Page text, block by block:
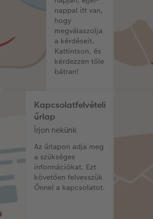
Vásárlói mintakönyvek
Így működik
Kids CEWE FOTÓKÖNYV
CEWE myPhotos
Matt Prints
Képméretek
Prémium poszter
Fényképtároló dobozok
Fotócsomagok
Fotómatrica
Direkt nyomtatású
Galériafotó
Habkarton
Hexxas
Fafotó
Többrészes fali
Üdvözlőkártyák
Kiskedvencek világa
Iskolaszer és irodaszer
Art Prints
Fényképes naptárak
CEWE FOTÓKÖNYV Kids
Kiegészítők
CEWE myPhotos
CEWE PHOTO AWARD
Fotózási tippek és
Hogyan készíts jobb
Egyedi ajándékötletek
Ajándékötletek
Utazás
nappal itt van,
hogy
megválaszolja
a kérdéseit.
Kattintson, és
kérdezzen tőle
bátran!
Kapcsolatfelvételi
űrlap
Írjon nekünk
Az űrlapon adja meg
a szükséges
információkat. Ezt
követően felvesszük
Önnel a kapcsolatot.